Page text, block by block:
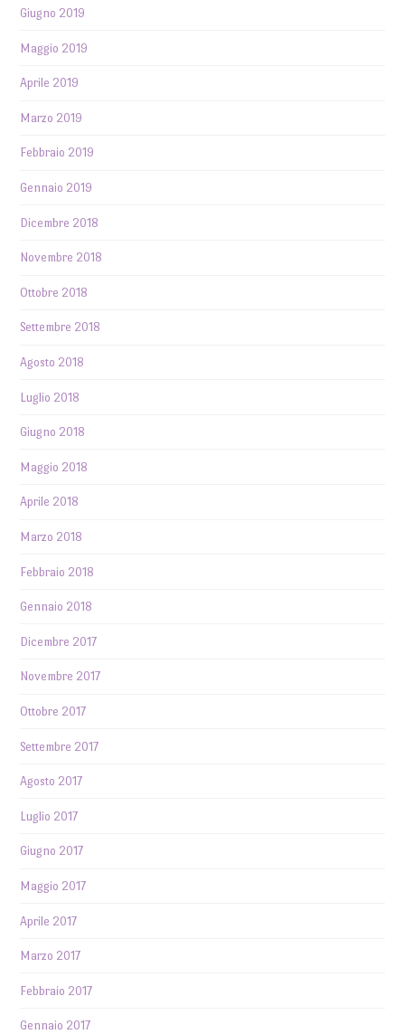
Giugno 2019
Maggio 2019
Aprile 2019
Marzo 2019
Febbraio 2019
Gennaio 2019
Dicembre 2018
Novembre 2018
Ottobre 2018
Settembre 2018
Agosto 2018
Luglio 2018
Giugno 2018
Maggio 2018
Aprile 2018
Marzo 2018
Febbraio 2018
Gennaio 2018
Dicembre 2017
Novembre 2017
Ottobre 2017
Settembre 2017
Agosto 2017
Luglio 2017
Giugno 2017
Maggio 2017
Aprile 2017
Marzo 2017
Febbraio 2017
Gennaio 2017